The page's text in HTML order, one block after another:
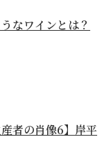
なワインとは？
産者の肖像6】岸平